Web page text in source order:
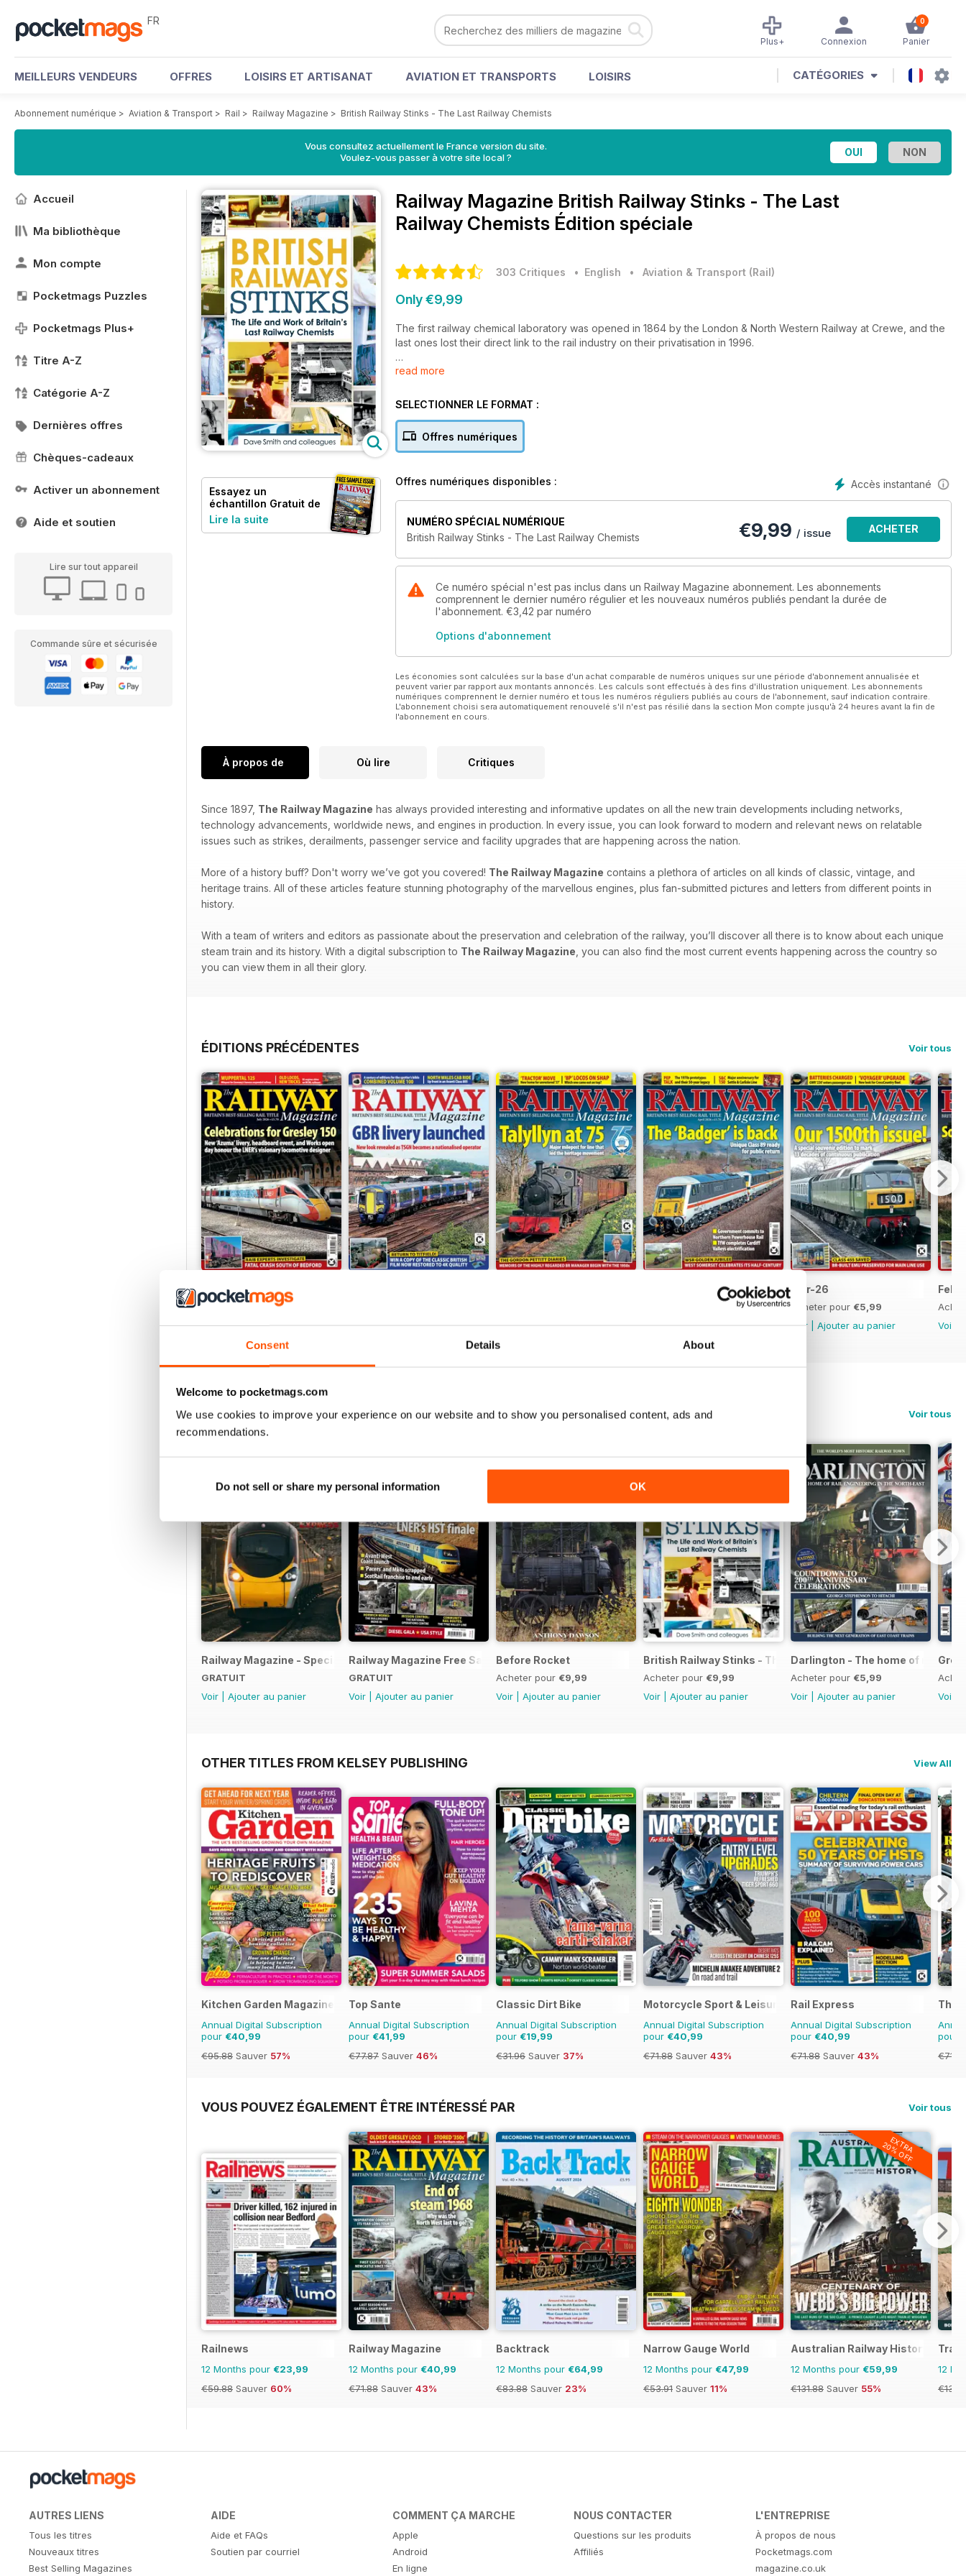
Consent Details About
Welcome to pocketmags.com
We use cookies to improve your experience on our website and to show you personalised content, ads and
recommendations.
Do not sell or share my personal information OK
FR 0
Panier
Connexion
Plus+
MEILLEURS VENDEURS OFFRES LOISIRS ET ARTISANAT AVIATION ET TRANSPORTS LOISIRS CATÉGORIES
Abonnement numérique > Aviation & Transport > Rail > Railway Magazine > British Railway Stinks - The Last Railway Chemists
Vous consultez actuellement le France version du site.
Voulez-vous passer à votre site local ?
Accueil
Ma bibliothèque
Mon compte
Pocketmags Puzzles
Pocketmags Plus+
Titre A-Z
Catégorie A-Z
Dernières offres
Chèques-cadeaux
Activer un abonnement
Aide et soutien
Lire sur tout appareil
Commande sûre et sécurisée
Essayez un
échantillon Gratuit de
Railway Magazine
Lire la suite
Railway Magazine British Railway Stinks - The Last
Railway Chemists Édition spéciale
303 Critiques • English • Aviation & Transport (Rail)
Only €9,99
The first railway chemical laboratory was opened in 1864 by the London & North Western Railway at Crewe, and the
last ones lost their direct link to the rail industry on their privatisation in 1996.
Whatever their expertise, every railway chemist or 'stink' has been asked the same question: "What do you actually
chemist going to San Francisco to blow up a water melon to declaring an empty coal wagon a confined space; from
state of the chairman of British Rail; from gassing weevils to setting fire to a canal in Derby.
read more
SELECTIONNER LE FORMAT :
Offres numériques
Accès instantané
Offres numériques disponibles :
NUMÉRO SPÉCIAL NUMÉRIQUE
British Railway Stinks - The Last Railway Chemists
€9,99 / issue ACHETER
Ce numéro spécial n'est pas inclus dans un Railway Magazine abonnement. Les abonnements
comprennent le dernier numéro régulier et les nouveaux numéros publiés pendant la durée de
l'abonnement. €3,42 par numéro
Options d'abonnement
Les économies sont calculées sur la base d'un achat comparable de numéros uniques sur une période d'abonnement annualisée et
peuvent varier par rapport aux montants annoncés. Les calculs sont effectués à des fins d'illustration uniquement. Les abonnements
numériques comprennent le dernier numéro et tous les numéros réguliers publiés au cours de l'abonnement, sauf indication contraire.
L'abonnement choisi sera automatiquement renouvelé s'il n'est pas résilié dans la section Mon compte jusqu'à 24 heures avant la fin de
l'abonnement en cours.
À propos de Où lire Critiques
Since 1897, The Railway Magazine has always provided interesting and informative updates on all the new train developments including networks,
technology advancements, worldwide news, and engines in production. In every issue, you can look forward to modern and relevant news on relatable
issues such as strikes, derailments, passenger service and facility upgrades that are happening across the nation.
More of a history buff? Don't worry we’ve got you covered! The Railway Magazine contains a plethora of articles on all kinds of classic, vintage, and
heritage trains. All of these articles feature stunning photography of the marvellous engines, plus fan-submitted pictures and letters from different points in
history.
With a team of writers and editors as passionate about the preservation and celebration of the railway, you’ll discover all there is to know about each unique
steam train and its history. With a digital subscription to The Railway Magazine , you can also find the most current events happening across the country so
you can view them in all their glory.
ÉDITIONS PRÉCÉDENTES Voir tous
Jul-26
Acheter pour
€5,99
Voir|Ajouter au panier
Voir|Ajouter au panier
Voir|Ajouter au panier
Voir|Ajouter au panier
Mar-26
Acheter pour €5,99
Voir
Ajouter au panier
Feb-
Voir
SPECIAL EDITIONS Voir tous
Railway Magazine - Special Edition - Free
GRATUIT
Voir
Ajouter au panier
Railway Magazine Free Sample Issue
GRATUIT
Voir
Ajouter au panier
Before Rocket
Acheter pour €9,99
Voir
Ajouter au panier
British Railway Stinks - The Last Railway Chemists
Acheter pour €9,99
Voir
Ajouter au panier
Darlington - The home of rail
Acheter pour €5,99
Voir
Ajouter au panier
Voir
OTHER TITLES FROM KELSEY PUBLISHING View All
Kitchen Garden Magazine
Annual Digital Subscription
pour €40,99
€95.88 Sauver 57%
Top Sante
Annual Digital Subscription
pour €41,99
€77.87 Sauver 46%
Classic Dirt Bike
Annual Digital Subscription
pour €19,99
€31.96 Sauver 37%
Motorcycle Sport & Leisure
Annual Digital Subscription
pour €40,99
€71.88 Sauver 43%
Rail Express
Annual Digital Subscription
pour €40,99
€71.88 Sauver 43%
The
pour
VOUS POUVEZ ÉGALEMENT ÊTRE INTÉRESSÉ PAR Voir tous
Railnews
12 Months pour €23,99
€59.88 Sauver 60%
Railway Magazine
12 Months pour €40,99
€71.88 Sauver 43%
Backtrack
12 Months pour €64,99
€83.88 Sauver 23%
Narrow Gauge World
12 Months pour €47,99
€53.91 Sauver 11%
EXTRA
20% OFF
Australian Railway History
12 Months pour €59,99
€131.88 Sauver 55%
12
AUTRES LIENS
Tous les titres
Nouveaux titres
Best Selling Magazines
AIDE
Aide et FAQs
Soutien par courriel
COMMENT ÇA MARCHE
Apple
Android
En ligne
NOUS CONTACTER
Questions sur les produits
Affiliés
L'ENTREPRISE
À propos de nous
Pocketmags.com
magazine.co.uk